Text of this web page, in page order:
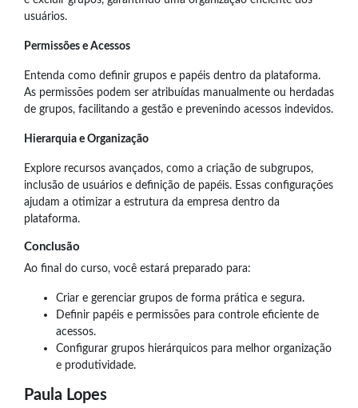
usuários.
Permissões e Acessos
Entenda como definir grupos e papéis dentro da plataforma.
As permissões podem ser atribuídas manualmente ou herdadas
de grupos, facilitando a gestão e prevenindo acessos indevidos.
Hierarquia e Organização
Explore recursos avançados, como a criação de subgrupos,
inclusão de usuários e definição de papéis. Essas configurações
ajudam a otimizar a estrutura da empresa dentro da
plataforma.
Conclusão
Ao final do curso, você estará preparado para:
Criar e gerenciar grupos de forma prática e segura.
Definir papéis e permissões para controle eficiente de
acessos.
Configurar grupos hierárquicos para melhor organização
e produtividade.
Paula Lopes